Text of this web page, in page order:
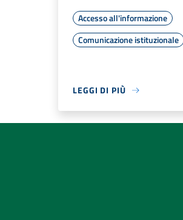
Accesso all'informazione
Comunicazione istituzionale
LEGGI DI PIÙ